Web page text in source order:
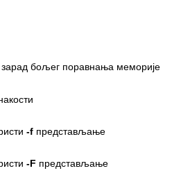
зарад бољег поравнања меморије
-f представљање
-F представљање